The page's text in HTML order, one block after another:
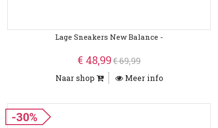
Lage Sneakers New Balance -
€ 48,99€ 69,99
Naar shop Meer info
-30%